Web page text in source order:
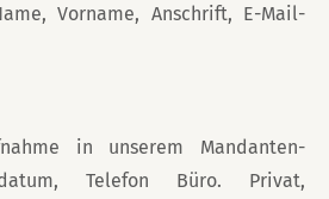
Vorname, Anschrift, E-Mail-
in unserem Mandanten-
Telefon Büro. Privat,